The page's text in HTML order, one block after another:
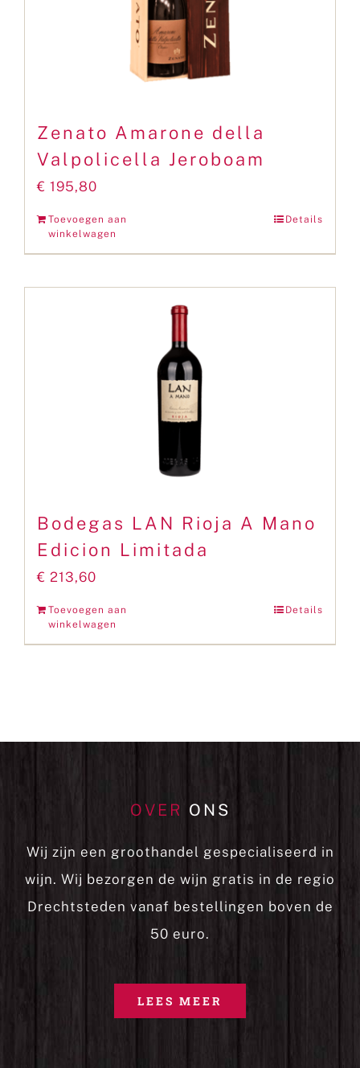
Zenato Amarone della
Valpolicella Jeroboam
€ 195,80
Toevoegen aan
winkelwagen
Details
Bodegas LAN Rioja A Mano
Edicion Limitada
€ 213,60
Toevoegen aan
winkelwagen
Details
OVER ONS
Wij zijn een groothandel gespecialiseerd in
wijn. Wij bezorgen de wijn gratis in de regio
Drechtsteden vanaf bestellingen boven de
50 euro.
LEES MEER